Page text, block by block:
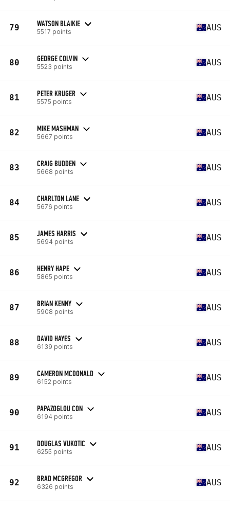
79 WATSON BLAIKIE
5517 points AUS
80 GEORGE COLVIN
5523 points AUS
81 PETER KRUGER
5575 points AUS
82 MIKE MASHMAN
5667 points AUS
83 CRAIG BUDDEN
5668 points AUS
84 CHARLTON LANE
5676 points AUS
85 JAMES HARRIS
5694 points AUS
86 HENRY HAPE
5865 points AUS
87 BRIAN KENNY
5908 points AUS
88 DAVID HAYES
6139 points AUS
89 CAMERON MCDONALD
6152 points AUS
90 PAPAZOGLOU CON
6194 points AUS
91 DOUGLAS VUKOTIC
6255 points AUS
92 BRAD MCGREGOR
6326 points AUS